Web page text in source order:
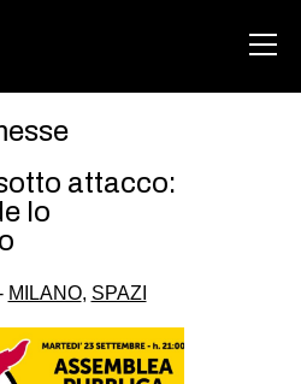
FREESTYLE
attacco:
lo
MILANO, SPAZI